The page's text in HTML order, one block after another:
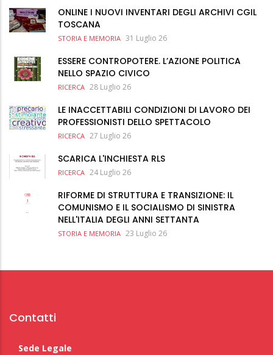
ONLINE I NUOVI INVENTARI DEGLI ARCHIVI CGIL
TOSCANA
STORIA E MEMORIA 31 Luglio 26
ESSERE CONTROPOTERE. L’AZIONE POLITICA
NELLO SPAZIO CIVICO
RICERCA 28 Luglio 26
LE INACCETTABILI CONDIZIONI DI LAVORO DEI
PROFESSIONISTI DELLO SPETTACOLO
RICERCA 27 Luglio 26
SCARICA L'INCHIESTA RLS
RICERCA 24 Luglio 26
RIFORME DI STRUTTURA E TRANSIZIONE: IL
COMUNISMO E IL SOCIALISMO DI SINISTRA
NELL'ITALIA DEGLI ANNI SETTANTA
STORIA E MEMORIA 23 Luglio 26
Contatti
Sede Legale